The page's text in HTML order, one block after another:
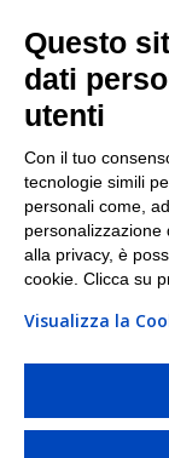
I nostri punti
Torino|Milano
PI/CF/N°Iscr.:
ritirare i
Questo
dati
utenti
Con il tuo
tecnologie simili
personali come,
personalizzazione
alla privacy, è
cookie. Clicca su
Visualizza la